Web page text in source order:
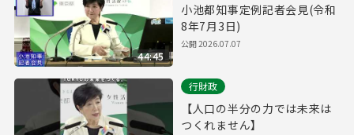
44:45
小池都知事定例記者会見(令和
8年7月3日)
公開 2026.07.07
行財政
【人口の半分の力では未来は
つくれません】